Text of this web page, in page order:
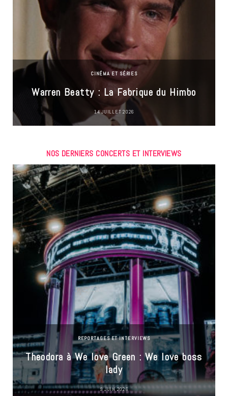
CINÉMA ET SÉRIES
Warren Beatty : La Fabrique du Himbo
14 JUILLET 2026
NOS DERNIERS CONCERTS ET INTERVIEWS
REPORTAGES ET INTERVIEWS
Theodora à We love Green : We love boss
lady
9 JUIN 2026